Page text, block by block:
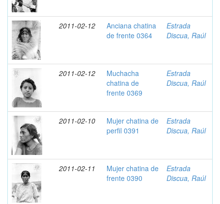
2011-02-12
Anciana chatina
de frente 0364
Estrada
Discua, Raúl
2011-02-12
Muchacha
chatina de
frente 0369
Estrada
Discua, Raúl
2011-02-10
Mujer chatina de
perfil 0391
Estrada
Discua, Raúl
2011-02-11
Mujer chatina de
frente 0390
Estrada
Discua, Raúl